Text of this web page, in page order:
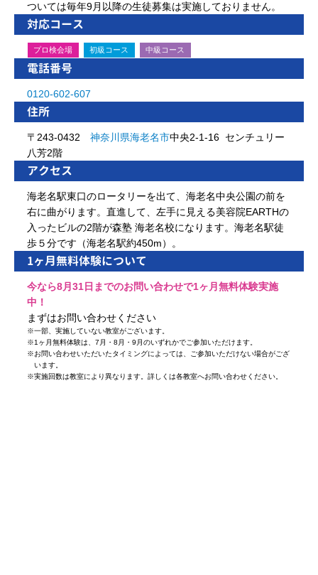
ついては毎年9月以降の生徒募集は実施しておりません。
対応コース
プロ検会場 初級コース 中級コース
電話番号
0120-602-607
住所
〒243-0432 神奈川県海老名市中央2-1-16 センチュリー
八芳2階
アクセス
海老名駅東口のロータリーを出て、海老名中央公園の前を
右に曲がります。直進して、左手に見える美容院EARTHの
入ったビルの2階が森塾 海老名校になります。海老名駅徒
歩５分です（海老名駅約450m）。
1ヶ月無料体験について
今なら8月31日までのお問い合わせで1ヶ月無料体験実施
中！
まずはお問い合わせください
※一部、実施していない教室がございます。
※1ヶ月無料体験は、7月・8月・9月のいずれかでご参加いただけます。
※お問い合わせいただいたタイミングによっては、ご参加いただけない場合がござ
います。
※実施回数は教室により異なります。詳しくは各教室へお問い合わせください。